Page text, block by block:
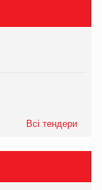
Всі тендери